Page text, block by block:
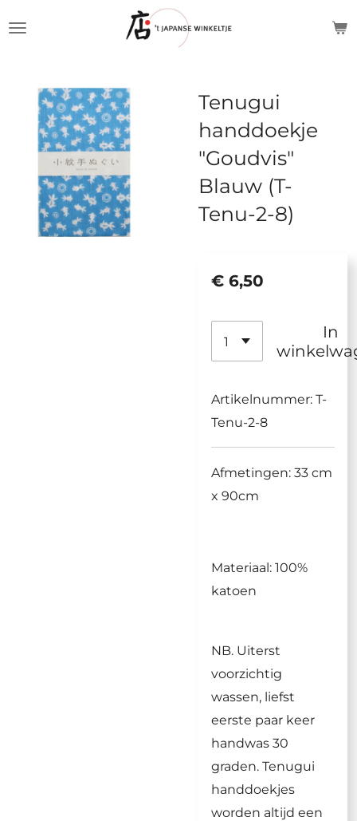
hoofdinhoud
Tenugui
handdoekje
"Goudvis"
Blauw (T-
Tenu-2-8)
€ 6,50
In
Artikelnummer: T-
Tenu-2-8
Afmetingen: 33 cm
x 90cm
Materiaal: 100%
katoen
NB. Uiterst
voorzichtig
wassen, liefst
eerste paar keer
handwas 30
graden. Tenugui
handdoekjes
worden altijd een